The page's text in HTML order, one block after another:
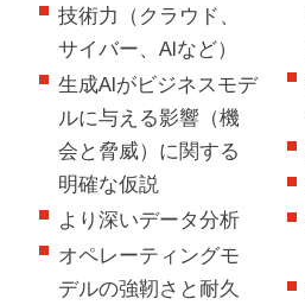
技術力（クラウド、
サイバー、AIなど）
生成AIがビジネスモデ
ルに与える影響（機
会と脅威）に関する
明確な仮説
より深いデータ分析
オペレーティングモ
デルの強靭さと耐久